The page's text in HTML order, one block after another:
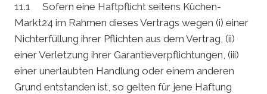
11.1 Sofern eine Haftpflicht seitens Küchen-
Markt24 im Rahmen dieses Vertrags wegen (i) einer
Nichterfüllung ihrer Pflichten aus dem Vertrag, (ii)
einer Verletzung ihrer Garantieverpflichtungen, (iii)
einer unerlaubten Handlung oder einem anderen
Grund entstanden ist, so gelten für jene Haftung